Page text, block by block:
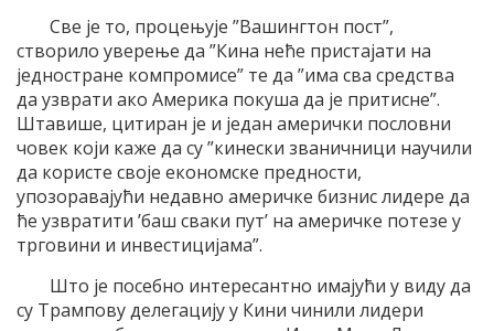
Све је то, процењује ”Вашингтон пост”,
створило уверење да ”Кина неће пристајати на
једностране компромисе” те да ”има сва средства
да узврати ако Америка покуша да је притисне”.
Штавише, цитиран је и један амерички пословни
човек који каже да су ”кинески званичници научили
да користе своје економске предности,
упозоравајући недавно америчке бизнис лидере да
ће узвратити ’баш сваки пут’ на америчке потезе у
трговини и инвестицијама”.
Што је посебно интересантно имајући у виду да
су Трампову делегацију у Кини чинили лидери